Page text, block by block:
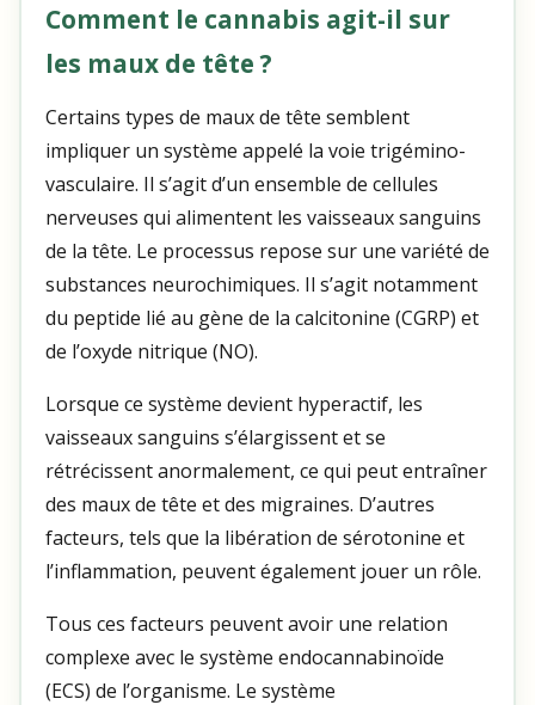
Comment le cannabis agit-il sur
les maux de tête ?
Certains types de maux de tête semblent
impliquer un système appelé la voie trigémino-
vasculaire. Il s’agit d’un ensemble de cellules
nerveuses qui alimentent les vaisseaux sanguins
de la tête. Le processus repose sur une variété de
substances neurochimiques. Il s’agit notamment
du peptide lié au gène de la calcitonine (CGRP) et
de l’oxyde nitrique (NO).
Lorsque ce système devient hyperactif, les
vaisseaux sanguins s’élargissent et se
rétrécissent anormalement, ce qui peut entraîner
des maux de tête et des migraines. D’autres
facteurs, tels que la libération de sérotonine et
l’inflammation, peuvent également jouer un rôle.
Tous ces facteurs peuvent avoir une relation
complexe avec le système endocannabinoïde
(ECS) de l’organisme. Le système